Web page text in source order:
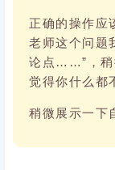
正确的操作应
老师这个问题
论点……”，稍
觉得你什么都
稍微展示一下